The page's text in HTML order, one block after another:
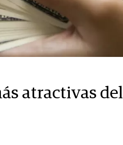
atractivas del